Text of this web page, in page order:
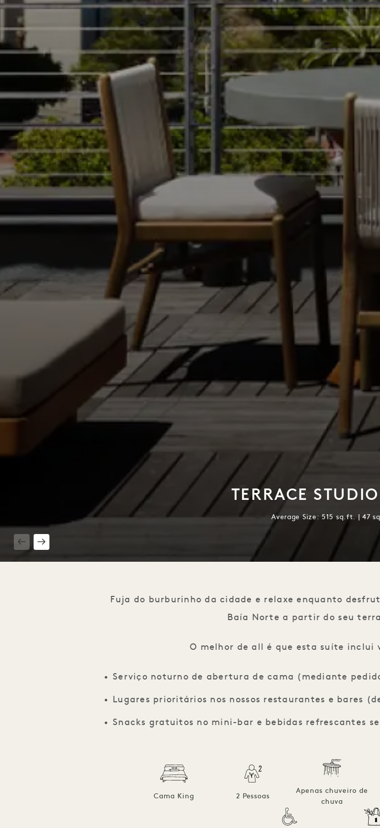
TERRACE
Average Size: 515 sq.ft. | 47
Fuja do burburinho da cidade e relaxe enquanto
Baía Norte a partir do seu
O melhor de all é que esta suíte inclui
Serviço noturno de abertura de cama (mediante
Lugares prioritários nos nossos restaurantes e bares
Snacks gratuitos no mini-bar e bebidas refrescantes
Cama King 2 Pessoas
Apenas chuveiro de
chuva